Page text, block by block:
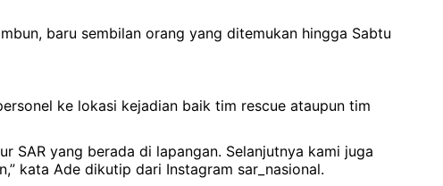
baru sembilan orang yang ditemukan hingga Sabtu
ke lokasi kejadian baik tim rescue ataupun tim
SAR yang berada di lapangan. Selanjutnya kami juga
kata Ade dikutip dari Instagram sar_nasional.